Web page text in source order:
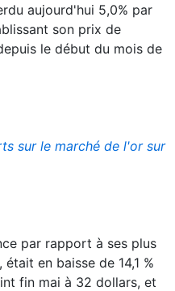
aujourd'hui 5,0% par
son prix de
le début du mois de
sur le marché de l'or sur
par rapport à ses plus
en baisse de 14,1 %
fin mai à 32 dollars, et